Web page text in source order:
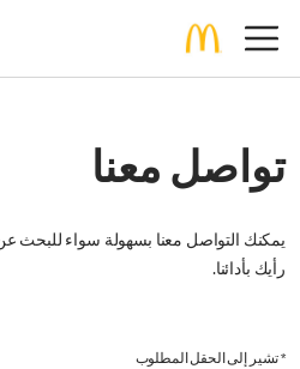
تواصل معنا
يمكنك التواصل معنا بسهولة سواء للبحث عن
رأيك بأدائنا.
* تشير إلى الحقل المطلوب